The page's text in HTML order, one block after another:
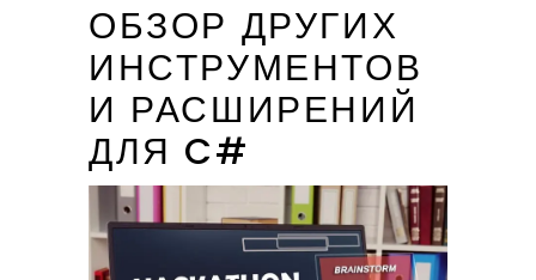
ОБЗОР ДРУГИХ
ИНСТРУМЕНТОВ
И РАСШИРЕНИЙ
ДЛЯ C#